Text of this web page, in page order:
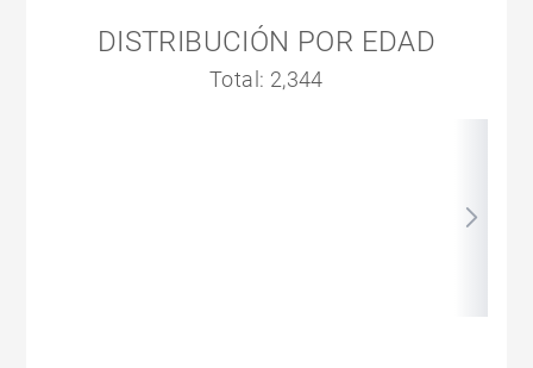
DISTRIBUCIÓN POR EDAD
Total: 2,344